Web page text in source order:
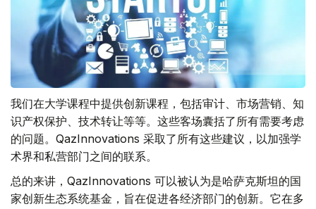
我们在大学课程中提供创新课程，包括审计、市场营销、知
识产权保护、技术转让等等。这些客场囊括了所有需要考虑
的问题。QazInnovations 采取了所有这些建议，以加强学
术界和私营部门之间的联系。
总的来讲，QazInnovations 可以被认为是哈萨克斯坦的国
家创新生态系统基金，旨在促进各经济部门的创新。它在多